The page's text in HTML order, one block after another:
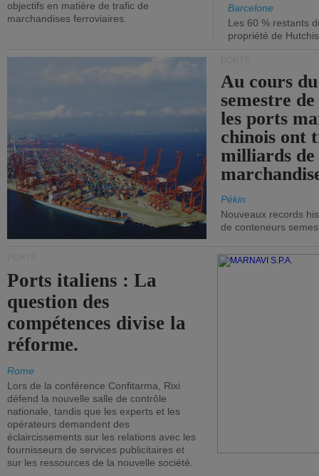
objectifs en matière de trafic de
marchandises ferroviaires.
Barcelone
Les 60 % restants
propriété de
Au cours
semestre
les ports
chinois ont
milliards de
Pékin
Nouveaux records
de conteneurs
Ports italiens : La
question des
compétences divise la
réforme.
Rome
Lors de la conférence Confitarma, Rixi
défend la nouvelle salle de contrôle
nationale, tandis que les experts et les
opérateurs demandent des
éclaircissements sur les relations avec les
fournisseurs de services publicitaires et
sur les ressources de la nouvelle société.